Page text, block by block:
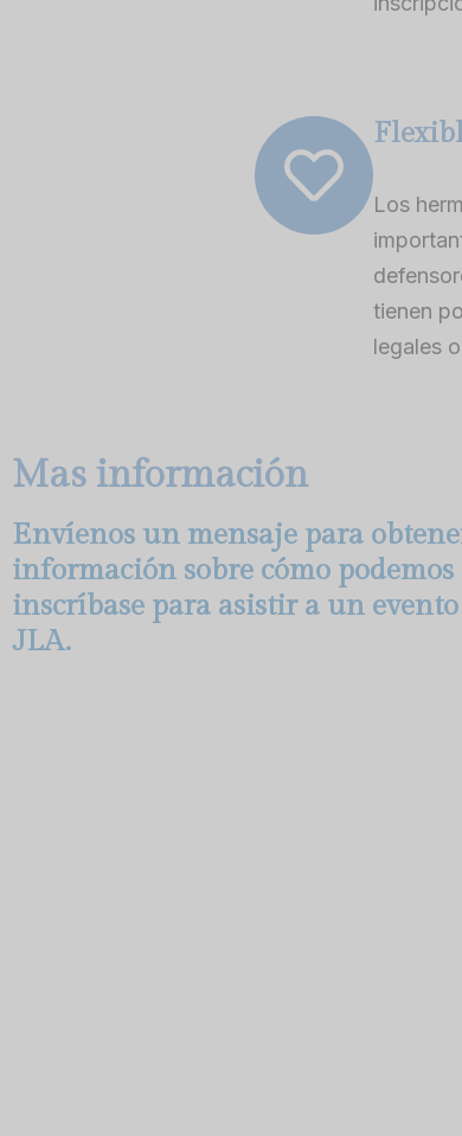
Los
tienen
legales
Mas información
Envíenos un mensaje para obtener
información sobre cómo podemos
inscríbase para asistir a un
JLA.